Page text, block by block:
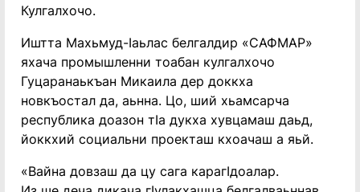
Кулгалхочо.
Иштта Махьмуд-Ӏаьлас белгалдир «САФМАР»
яхача промышленни тоабан кулгалхочо
Гуцаранаькъан Микаила дер доккха
новкъостал да, аьнна. Цо, ший хьамсарча
республика доазон тӀа дукха хувцамаш даьд,
йоккхий социальни проекташ кхоачаш а яьй.
«Вайна довзаш да цу сага карагӀдоалар.